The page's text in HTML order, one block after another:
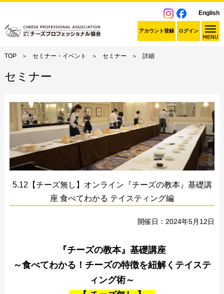
English
アカウント登録 ログイン
TOP セミナー・イベント セミナー 詳細
セミナー
5.12【チーズ無し】オンライン『チーズの教本』基礎講
座 食べてわかる テイスティング編
開催日：2024年5月12日
『チーズの教本』基礎講座
～食べてわかる！チーズの特徴を紐解くテイステ
ィング術～